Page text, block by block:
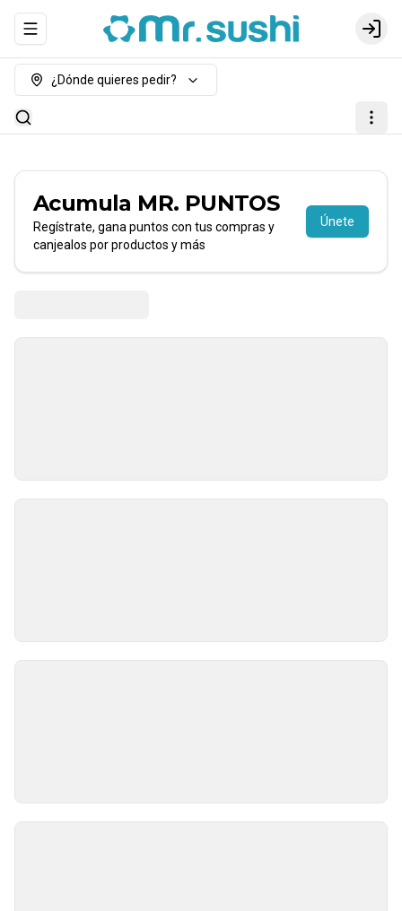
Abrir menu de navegación Login
¿Dónde quieres pedir?
Acumula MR. PUNTOS
Regístrate, gana puntos con tus compras y
canjealos por productos y más
Únete